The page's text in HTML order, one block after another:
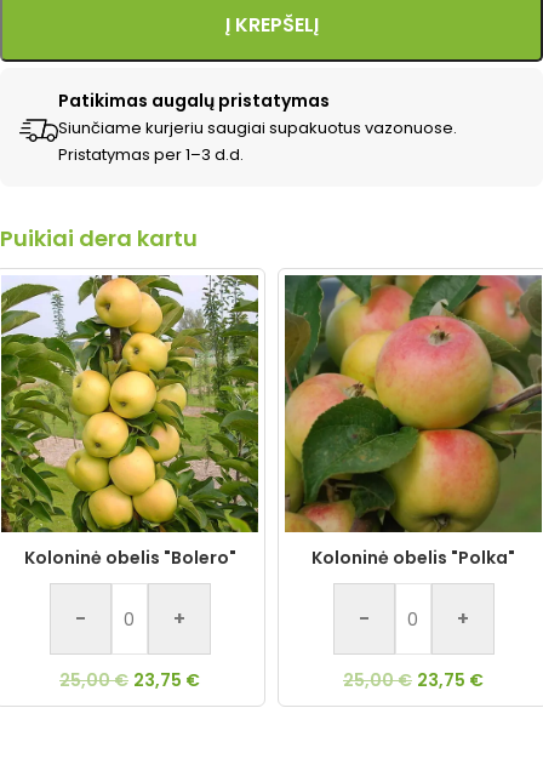
Į KREPŠELĮ
Patikimas augalų pristatymas
Siunčiame kurjeriu saugiai supakuotus vazonuose.
Pristatymas per 1–3 d.d.
Puikiai dera kartu
Koloninė obelis "Bolero"
- +
25,00€ 23,75 €
Koloninė obelis "Polka"
- +
25,00€ 23,75 €